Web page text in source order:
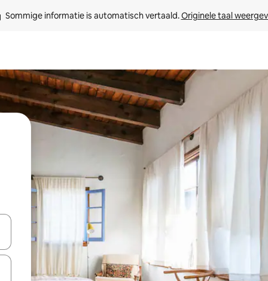
Sommige informatie is automatisch vertaald. Originele taal
keuze met je de pijltjestoetsen omhoog en omlaag, óf door te